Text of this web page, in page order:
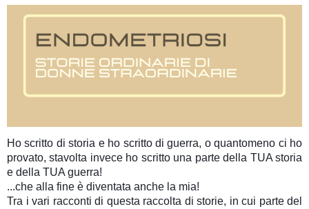
Ho scritto di storia e ho scritto di guerra, o quantomeno ci ho
provato, stavolta invece ho scritto una parte della TUA storia
e della TUA guerra!
...che alla fine è diventata anche la mia!
Tra i vari racconti di questa raccolta di storie, in cui parte del